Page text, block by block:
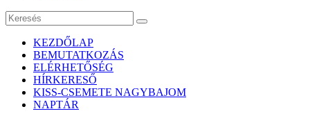
Keresés
KEZDŐLAP
BEMUTATKOZÁS
ELÉRHETŐSÉG
HÍRKERESŐ
KISS-CSEMETE NAGYBAJOM
NAPTÁR